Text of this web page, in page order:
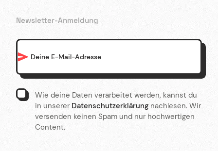
Newsletter-Anmeldung
Wie deine Daten verarbeitet werden, kannst du
in unserer Datenschutzerklärungnachlesen. Wir
versenden keinen Spam und nur hochwertigen
Content.